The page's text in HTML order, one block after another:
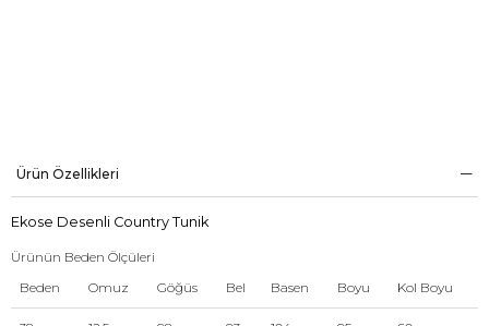
Ürün Özellikleri
Ekose Desenli Country Tunik
Ürünün Beden Ölçüleri
Beden
Omuz Göğüs Bel Basen Boyu Kol Boyu